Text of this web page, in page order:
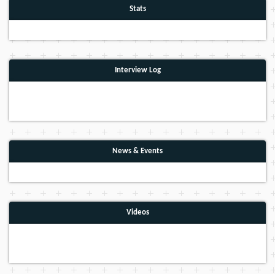
Stats
Interview Log
News & Events
Videos